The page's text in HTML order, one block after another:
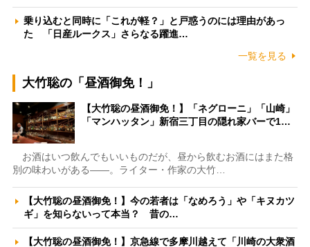
乗り込むと同時に「これが軽？」と戸惑うのには理由があっ
た 「日産ルークス」さらなる躍進…
一覧を見る
大竹聡の「昼酒御免！」
【大竹聡の昼酒御免！】「ネグローニ」「山崎」
「マンハッタン」新宿三丁目の隠れ家バーで1…
お酒はいつ飲んでもいいものだが、昼から飲むお酒にはまた格
別の味わいがある――。ライター・作家の大竹…
【大竹聡の昼酒御免！】今の若者は「なめろう」や「キヌカツ
ギ」を知らないって本当？ 昔の…
【大竹聡の昼酒御免！】京急線で多摩川越えて「川崎の大衆酒